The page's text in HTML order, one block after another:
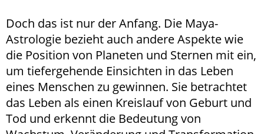
Doch das ist nur der Anfang. Die Maya-
Astrologie bezieht auch andere Aspekte wie
die Position von Planeten und Sternen mit ein,
um tiefergehende Einsichten in das Leben
eines Menschen zu gewinnen. Sie betrachtet
das Leben als einen Kreislauf von Geburt und
Tod und erkennt die Bedeutung von